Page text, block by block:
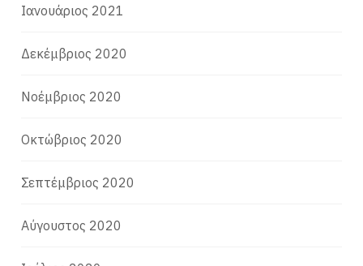
Ιανουάριος 2021
Δεκέμβριος 2020
Νοέμβριος 2020
Οκτώβριος 2020
Σεπτέμβριος 2020
Αύγουστος 2020